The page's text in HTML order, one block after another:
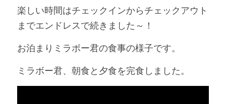
楽しい時間はチェックインからチェックアウト
までエンドレスで続きました～！
お泊まりミラボー君の食事の様子です。
ミラボー君、朝食と夕食を完食しました。